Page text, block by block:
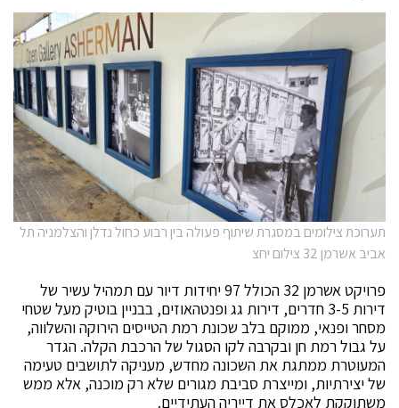
תערוכת צילומים במסגרת שיתוף פעולה בין רבוע כחול נדלן והצלמניה תל
אביב אשרמן 32 צילום יחצ
פרויקט אשרמן 32 הכולל 97 יחידות דיור עם תמהיל עשיר של
דירות 3-5 חדרים, דירות גג ופנטהאוזים, בבניין בוטיק מעל שטחי
מסחר ופנאי, ממוקם בלב שכונת רמת הטייסים הירוקה והשלווה,
על גבול רמת חן ובקרבה לקו הסגול של הרכבת הקלה. הגדר
המעוטרת ממתגת את השכונה מחדש, מעניקה לתושבים טעימה
של יצירתיות, ומייצרת סביבת מגורים שלא רק מוכנה, אלא ממש
משתוקקת לאכלס את דייריה העתידיים.